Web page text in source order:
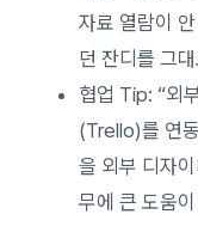
자료 열람이
던 잔디를 그
협업 Tip: “외
(Trello)를 연
을 외부 디자
무에 큰 도움